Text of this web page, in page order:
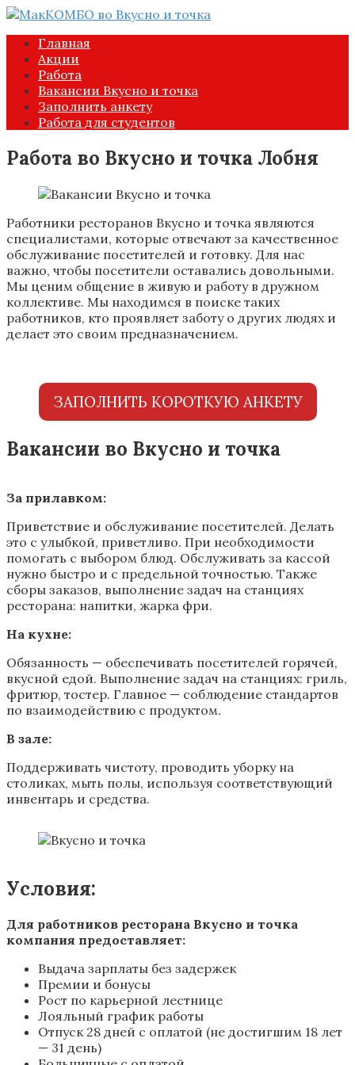
Перейти
контентуГлавная
Акции
Работа
Вакансии Вкусно и точка
Заполнить анкету
Работа для студентов
Работа во Вкусно и точка Лобня
Работники ресторанов Вкусно и точка являются
специалистами, которые отвечают за качественное
обслуживание посетителей и готовку. Для нас
важно, чтобы посетители оставались довольными.
Мы ценим общение в живую и работу в дружном
коллективе. Мы находимся в поиске таких
работников, кто проявляет заботу о других людях и
делает это своим предназначением.
ЗАПОЛНИТЬ КОРОТКУЮ АНКЕТУ
Вакансии во Вкусно и точка
За прилавком:
Приветствие и обслуживание посетителей. Делать
это с улыбкой, приветливо. При необходимости
помогать с выбором блюд. Обслуживать за кассой
нужно быстро и с предельной точностью. Также
сборы заказов, выполнение задач на станциях
ресторана: напитки, жарка фри.
На кухне:
Обязанность — обеспечивать посетителей горячей,
вкусной едой. Выполнение задач на станциях: гриль,
фритюр, тостер. Главное — соблюдение стандартов
по взаимодействию с продуктом.
В зале:
Поддерживать чистоту, проводить уборку на
столиках, мыть полы, используя соответствующий
инвентарь и средства.
Условия:
Для работников ресторана Вкусно и точка
компания предоставляет:
Выдача зарплаты без задержек
Премии и бонусы
Рост по карьерной лестнице
Лояльный график работы
Отпуск 28 дней с оплатой (не достигшим 18 лет
— 31 день)